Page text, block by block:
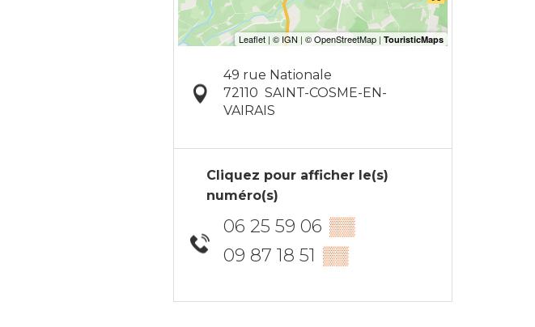
49 rue Nationale
72110 SAINT-COSME-EN-
VAIRAIS
Cliquez pour afficher le(s)
numéro(s)
06 25 59 06 ▒▒
09 87 18 51 ▒▒